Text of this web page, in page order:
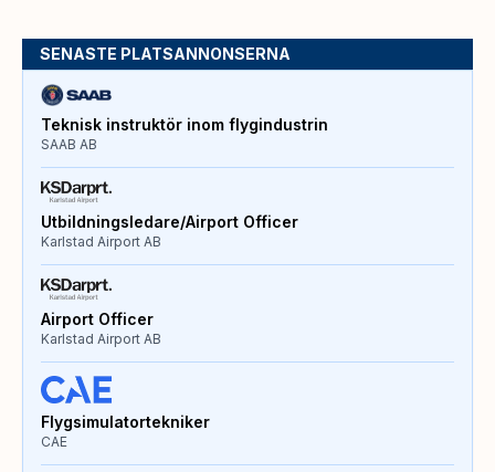
SENASTE PLATSANNONSERNA
Teknisk instruktör inom flygindustrin
SAAB AB
Utbildningsledare/Airport Officer
Karlstad Airport AB
Airport Officer
Karlstad Airport AB
Flygsimulatortekniker
CAE